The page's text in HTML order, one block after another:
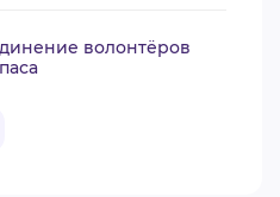
волонтёров